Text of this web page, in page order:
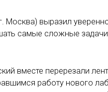
выразил
самые сложные задачи
вместе перерезали
работу нового